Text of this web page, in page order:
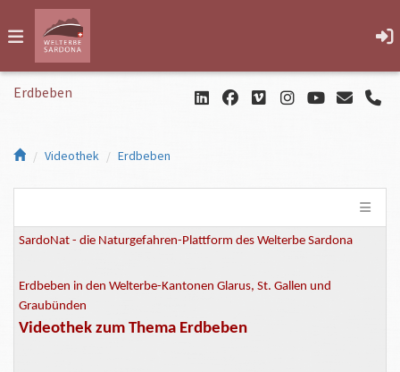
Erdbeben
Videothek Erdbeben
SardoNat - die Naturgefahren-Plattform des Welterbe Sardona
Erdbeben in den Welterbe-Kantonen Glarus, St. Gallen und
Graubünden
Videothek zum Thema Erdbeben